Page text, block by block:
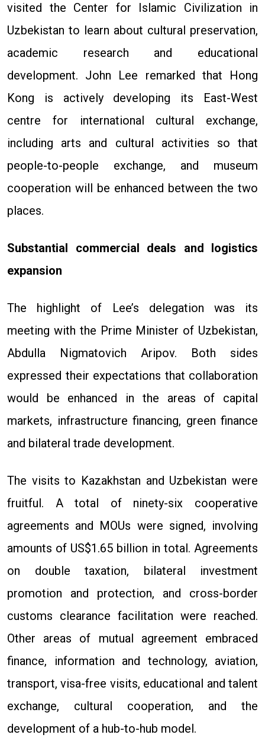
visited the Center for Islamic Civilization in
Uzbekistan to learn about cultural preservation,
academic research and educational
development. John Lee remarked that Hong
Kong is actively developing its East-West
centre for international cultural exchange,
including arts and cultural activities so that
people-to-people exchange, and museum
cooperation will be enhanced between the two
places.
Substantial commercial deals and logistics
expansion
The highlight of Lee’s delegation was its
meeting with the Prime Minister of Uzbekistan,
Abdulla Nigmatovich Aripov. Both sides
expressed their expectations that collaboration
would be enhanced in the areas of capital
markets, infrastructure financing, green finance
and bilateral trade development.
The visits to Kazakhstan and Uzbekistan were
fruitful. A total of ninety-six cooperative
agreements and MOUs were signed, involving
amounts of US$1.65 billion in total. Agreements
on double taxation, bilateral investment
promotion and protection, and cross-border
customs clearance facilitation were reached.
Other areas of mutual agreement embraced
finance, information and technology, aviation,
transport, visa-free visits, educational and talent
exchange, cultural cooperation, and the
development of a hub-to-hub model.